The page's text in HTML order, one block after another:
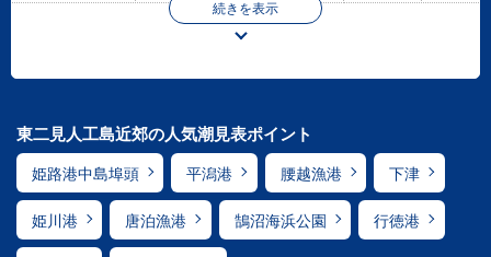
続きを表示
東二見人工島近郊の人気潮見表ポイント
姫路港中島埠頭 平潟港 腰越漁港 下津
姫川港 唐泊漁港 鵠沼海浜公園 行徳港